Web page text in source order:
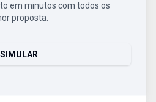
em minutos com todos os
proposta.
SIMULAR